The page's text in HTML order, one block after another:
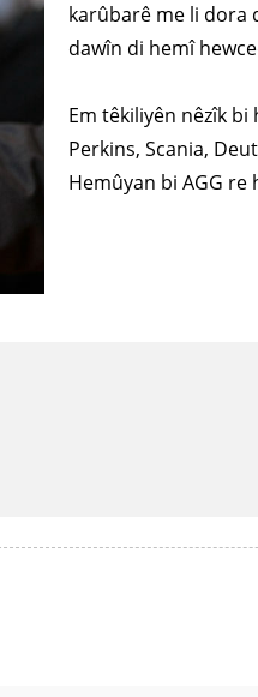
karûbarê me li dora
dawîn di hemî
Em têkiliyên nêzîk
Perkins, Scania,
Hemûyan bi AGG